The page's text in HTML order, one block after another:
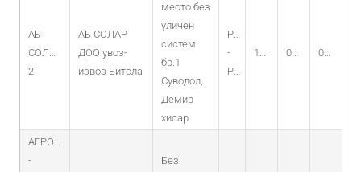
АБ
СОЛАР
2
АБ СОЛАР
ДОО увоз-
извоз Битола
место без
уличен
систем
бр.1
Суводол,
Демир
хисар
PO
-
PV
11.04.2013 04.04.2013 04.04.2028
АГРОСТРИСОВЦИ
-
Без